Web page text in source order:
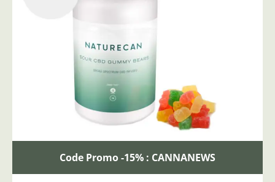
Code Promo -15% : CANNANEWS